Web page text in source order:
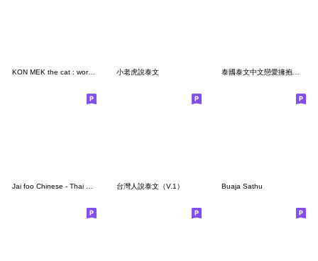
KON MEK the cat : working time (CN - TH) 小老虎說泰文 泰國泰文中文戀愛擁抱溫暖溫馨拍拍呼呼貓4
Jai foo Chinese - Thai Ver. 台灣人說泰文（V.1） Buaja Sathu